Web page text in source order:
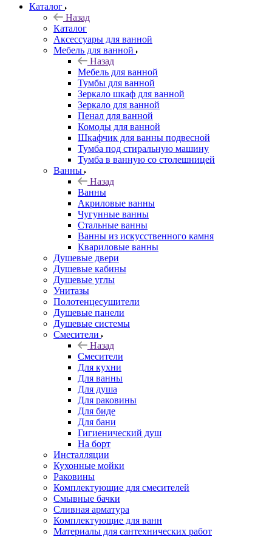
Каталог
Назад
Каталог
Аксессуары для ванной
Мебель для ванной
Назад
Мебель для ванной
Тумбы для ванной
Зеркало шкаф для ванной
Зеркало для ванной
Пенал для ванной
Комоды для ванной
Шкафчик для ванны подвесной
Тумба под стиральную машину
Тумба в ванную со столешницей
Ванны
Назад
Ванны
Акриловые ванны
Чугунные ванны
Стальные ванны
Ванны из искусственного камня
Квариловые ванны
Душевые двери
Душевые кабины
Душевые углы
Унитазы
Полотенцесушители
Душевые панели
Душевые системы
Смесители
Назад
Смесители
Для кухни
Для ванны
Для душа
Для раковины
Для биде
Для бани
Гигиенический душ
На борт
Инсталляции
Кухонные мойки
Раковины
Комплектующие для смесителей
Смывные бачки
Сливная арматура
Комплектующие для ванн
Материалы для сантехнических работ